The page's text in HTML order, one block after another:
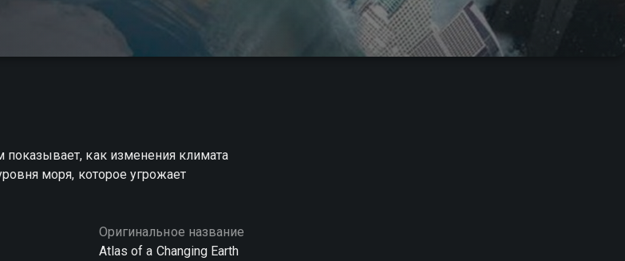
как изменения климата
моря, которое угрожает
Оригинальное название
Atlas of a Changing Earth